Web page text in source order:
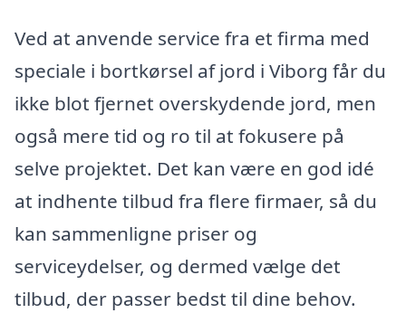
Ved at anvende service fra et firma med
speciale i bortkørsel af jord i Viborg får du
ikke blot fjernet overskydende jord, men
også mere tid og ro til at fokusere på
selve projektet. Det kan være en god idé
at indhente tilbud fra flere firmaer, så du
kan sammenligne priser og
serviceydelser, og dermed vælge det
tilbud, der passer bedst til dine behov.